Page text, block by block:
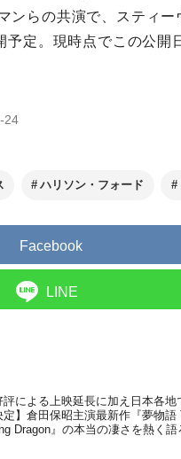
ンらの共演で、スティ
予定。現時点でこの公開
24
ハリソン・フォード
Facebook
LINE
評による上映延長に加え日本各地
定】倉田保昭主演最新作『夢物語
Dragon』の本当の凄さを熱く語